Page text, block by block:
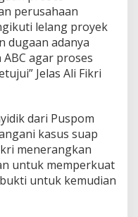
perusahaan
lelang proyek
dugaan adanya
agar proses
Jelas Ali Fikri
dari Puspom
kasus suap
menerangkan
untuk memperkuat
untuk kemudian